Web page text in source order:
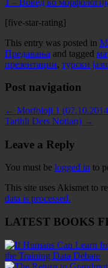
[five-star-rating]
This entry was posted in
Предавања and tagged
презентации, турски
Post navigation
← Morfoloji 1
Tarihli Ders Notları) →
Leave a Reply
You must be logged in to
This site uses Akismet to
data is processed.
LATEST BOOKS